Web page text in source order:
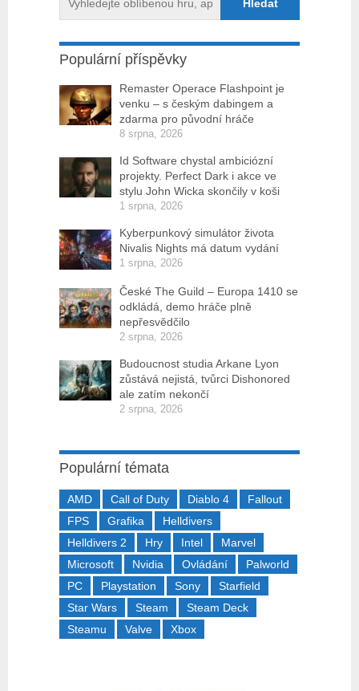
Populární příspěvky
Remaster Operace Flashpoint je
venku – s českým dabingem a
zdarma pro původní hráče
8 srpna, 2026
Id Software chystal ambiciózní
projekty. Perfect Dark i akce ve
stylu John Wicka skončily v koši
1 srpna, 2026
Kyberpunkový simulátor života
Nivalis Nights má datum vydání
1 srpna, 2026
České The Guild – Europa 1410 se
odkládá, demo hráče plně
nepřesvědčilo
2 srpna, 2026
Budoucnost studia Arkane Lyon
zůstává nejistá, tvůrci Dishonored
ale zatím nekončí
2 srpna, 2026
Populární témata
AMD Call of Duty Diablo 4
Fallout
FPS
Grafika
Helldivers
Helldivers 2
Hry Intel
Marvel
Microsoft
Nvidia Ovládání
Palworld
PC
Playstation Sony
Starfield
Star Wars
Steam
Steam Deck
Steamu
Valve Xbox